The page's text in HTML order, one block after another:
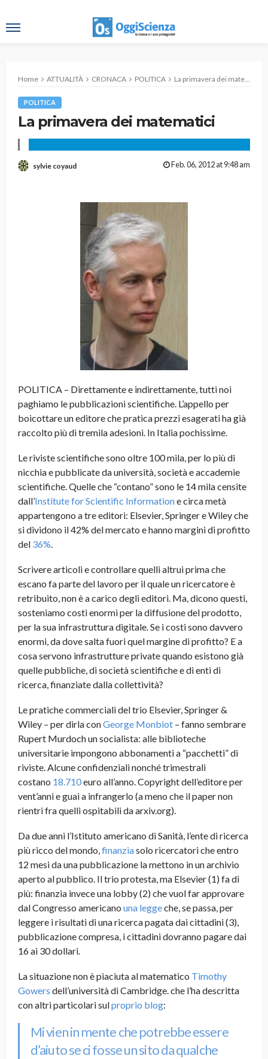
Home ATTUALITÀ CRONACA POLITICA La primavera dei matematici
POLITICA
La primavera dei matematici
sylvie coyaud Feb. 06, 2012 at 9:48 am
POLITICA – Direttamente e indirettamente, tutti noi
paghiamo le pubblicazioni scientifiche. L’appello per
boicottare un editore che pratica prezzi esagerati ha già
raccolto più di tremila adesioni. In Italia pochissime.
Le riviste scientifiche sono oltre 100 mila, per lo più di
nicchia e pubblicate da università, società e accademie
scientifiche. Quelle che “contano” sono le 14 mila censite
dall’Institute for Scientific Informatione circa metà
appartengono a tre editori: Elsevier, Springer e Wiley che
si dividono il 42% del mercato e hanno margini di profitto
del 36%.
Scrivere articoli e controllare quelli altrui prima che
escano fa parte del lavoro per il quale un ricercatore è
retribuito, non è a carico degli editori. Ma, dicono questi,
sosteniamo costi enormi per la diffusione del prodotto,
per la sua infrastruttura digitale. Se i costi sono davvero
enormi, da dove salta fuori quel margine di profitto? E a
cosa servono infrastrutture private quando esistono già
quelle pubbliche, di società scientifiche e di enti di
ricerca, finanziate dalla collettività?
Le pratiche commerciali del trio Elsevier, Springer &
Wiley – per dirla conGeorge Monbiot – fanno sembrare
Rupert Murdoch un socialista: alle biblioteche
universitarie impongono abbonamenti a “pacchetti” di
riviste. Alcune confidenziali nonché trimestrali
costano 18.710euro all’anno. Copyright dell’editore per
vent’anni e guai a infrangerlo (a meno che il paper non
rientri fra quelli ospitabili da arxiv.org).
Da due anni l’Istituto americano di Sanità, l’ente di ricerca
più ricco del mondo,finanziasolo ricercatori che entro
12 mesi da una pubblicazione la mettono in un archivio
aperto al pubblico. Il trio protesta, ma Elsevier (1) fa di
più: finanzia invece una lobby (2) che vuol far approvare
dal Congresso americano una leggeche, se passa, per
leggere i risultati di una ricerca pagata dai cittadini (3),
pubblicazione compresa, i cittadini dovranno pagare dai
16 ai 30 dollari.
La situazione non è piaciuta al matematico Timothy
Gowers dell’università di Cambridge. che l’ha descritta
con altri particolari sulproprio blog:
Mi vien in mente che potrebbe essere
d’aiuto se ci fosse un sito da qualche